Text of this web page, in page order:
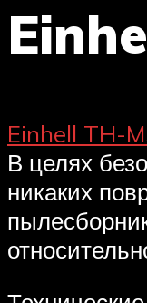
Einhell TH-
В целях
никаких